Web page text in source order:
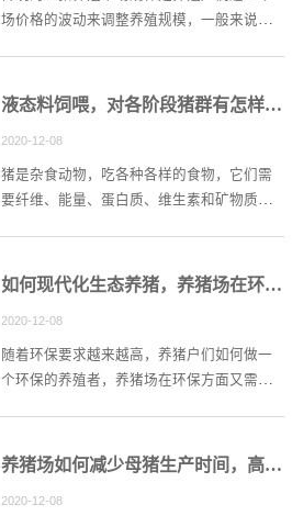
场价格的波动来调整养殖规模，一般来说，
液态料饲喂，对各阶段猪群有怎样的影响？
2020-12-08
猪是杂食动物，吃各种各样的食物，它们需
要纤维、能量、蛋白质、维生素和矿物质的
如何现代化生态养猪，养猪场在环保方面需要注意哪些问题？
2020-12-08
随着环保要求越来越高，养猪户们如何做一
个环保的养殖者，养猪场在环保方面又需要
养猪场如何减少母猪生产时间，高效产仔？
2020-12-08